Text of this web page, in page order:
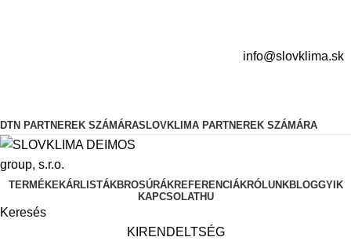
info@slovklima.sk
DTN PARTNEREK SZÁMÁRASLOVKLIMA PARTNEREK SZÁMÁRA
TERMÉKEKÁRLISTÁKBROSÚRÁKREFERENCIÁKRÓLUNKBLOGGYIK
KAPCSOLATHU
Keresés
KIRENDELTSÉG